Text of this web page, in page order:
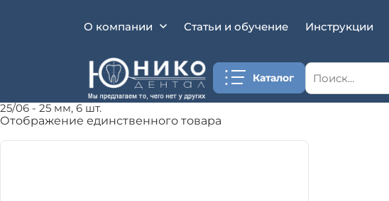
О компании Статьи и обучение Инструкции
••• Каталог
25/06 - 25 мм, 6 шт.
Отображение единственного товара